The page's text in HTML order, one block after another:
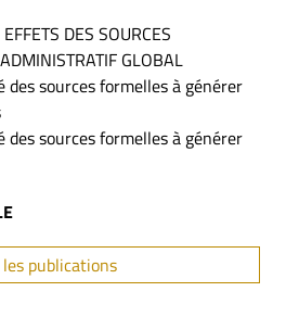
DES SOURCES
GLOBAL
des sources formelles à générer
des sources formelles à générer
publications